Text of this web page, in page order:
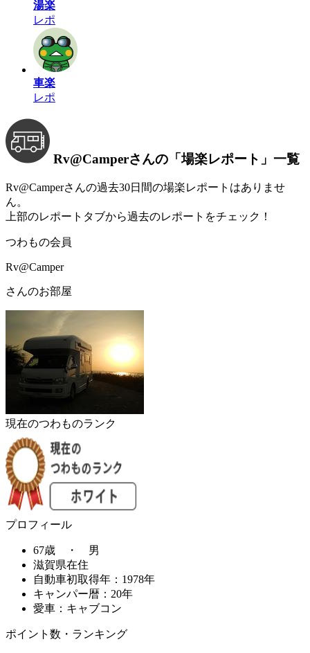
湯楽
レポ
車楽
レポ
Rv@Camperさんの 「場楽レポート」 一覧
Rv@Camperさんの過去30日間の場楽レポートはありませ
ん。
上部のレポートタブから過去のレポートをチェック！
つわもの会員
Rv@Camper
さんのお部屋
現在のつわものランク
プロフィール
67歳 ・ 男
滋賀県在住
自動車初取得年：1978年
キャンパー暦：20年
愛車：キャブコン
ポイント数・ランキング